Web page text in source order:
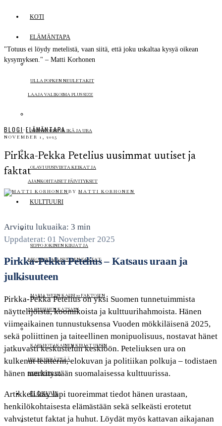
KOTI
ELÄMÄNTAPA
ULLA POPKEN NEULETAKIT
LAAJA VALIKOIMA PLUS SIZE
ARJA KORISEVA IKÄ JA URA
OLAVI UUSIVIRTA KEIKAT JA
AJANKOHTAISET PÄIVITYKSET
KULTTUURI
SEPPO JOKINEN KIRJAT JA
RIKOSKIRJALLISUUDEN FAKTAT
MARIA WERN KAUSI 10 FAKTOJEN
JA HUHUJEN KATSAUS
KARI HOTAKAINEN KIRJAT UUSIN
HELMI HERÄTTÄÄ
KESKUSTELUA
ELOKUVA
"Totuus ei löydy metelistä, vaan siitä, että joku uskaltaa kysyä oikean
kysymyksen." – Matti Korhonen
BLOGI·ELÄMÄNTAPA
NOVEMBER 1, 2025
Pirkka-Pekka Petelius uusimmat uutiset ja
faktat
BY MATTI KORHONEN
Arvioitu lukuaika: 3 min
Uppdaterat: 01 November 2025
Pirkka-Pekka Petelius – Katsaus uraan ja
julkisuuteen
Pirkka-Pekka Petelius on yksi Suomen tunnetuimmista
näyttelijöistä, koomikoista ja kulttuurihahmoista. Hänen
viimeaikainen tunnustuksensa Vuoden mökkiläisenä 2025,
sekä poliittinen ja taiteellinen monipuolisuus, nostavat hänet
jatkuvasti keskustelun keskiöön. Peteliuksen ura on
kulkenut teatterin, elokuvan ja politiikan polkuja – todistaen
hänen merkitystään suomalaisessa kulttuurissa.
Artikkeli käy läpi tuoreimmat tiedot hänen urastaan,
henkilökohtaisesta elämästään sekä selkeästi erotetut
vahvistetut faktat ja huhut. Löydät myös kattavan aikajanan